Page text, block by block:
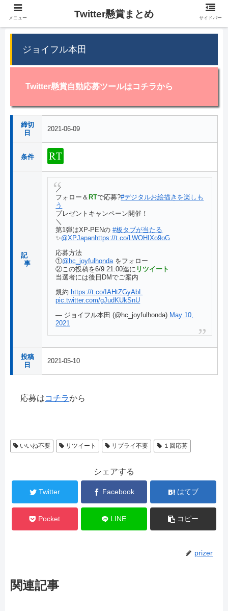
ジョイフル本田
Twitter懸賞自動応募ツールはコチラから
締切
日
2021-06-09
条件
記
事
／
フォロー＆ RTで応募?#デジタルお絵描きを楽しも
う
プレゼントキャンペーン開催！
＼
第1弾はXP-PENの#板タブが当たる
✨@XPJapanhttps://t.co/LWOHIXo9oG
応募方法
①@hc_joyfulhondaをフォロー
②この投稿を6/9 21:00迄に リツイート
当選者には後日DMでご案内
規約 https://t.co/IAHtZGyAbL
pic.twitter.com/gJudKUkSnU
— ジョイフル本田 (@hc_joyfulhonda) May 10,
2021
投稿
日
2021-05-10
応募はコチラから
いいね不要 リツイート リプライ不要 １回応募
シェアする
Twitter Facebook はてブ
Pocket LINE コピー
prizer
関連記事
メニュー Twitter懸賞まとめ サイドバー